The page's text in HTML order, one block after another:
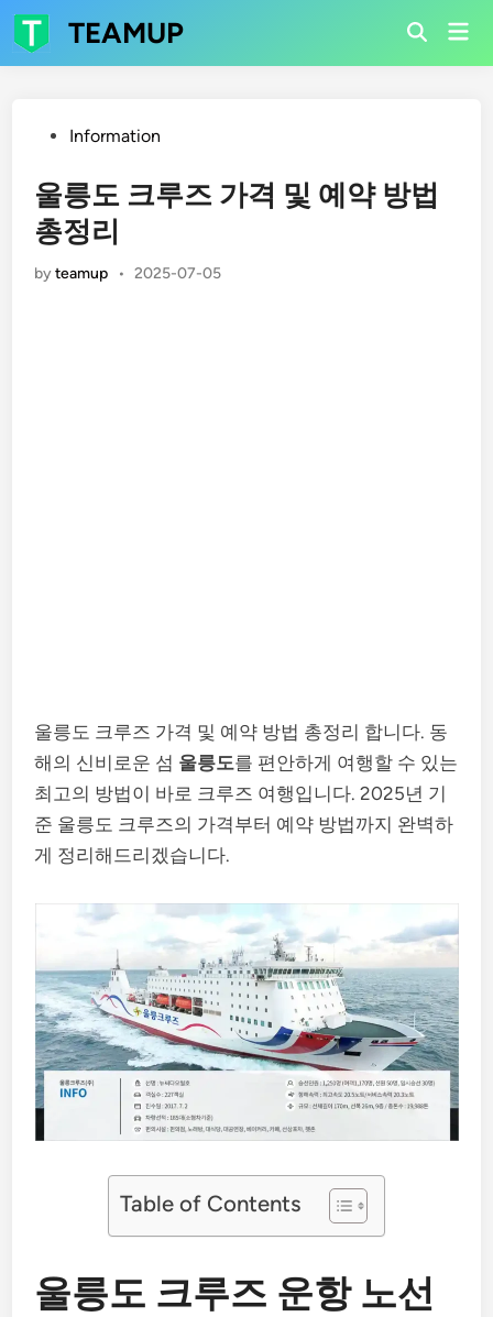
Skip
to
content
TEAMUP
Open
PostedInformation
울릉도 크루즈 가격 및 예약 방법
총정리
byteamup • 2025-07-05
울릉도 크루즈 가격 및 예약 방법 총정리 합니다. 동
해의 신비로운 섬 울릉도를 편안하게 여행할 수 있는
최고의 방법이 바로 크루즈 여행입니다. 2025년 기
준 울릉도 크루즈의 가격부터 예약 방법까지 완벽하
게 정리해드리겠습니다.
Table of Contents
울릉도 크루즈 운항 노선